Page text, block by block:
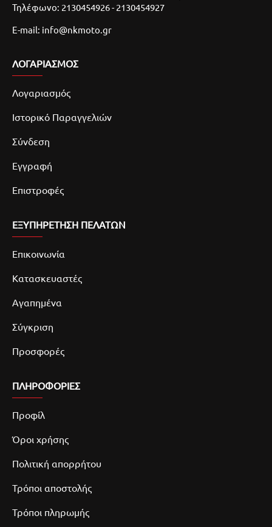
Τηλέφωνο: 2130454926 - 2130454927
E-mail: info@nkmoto.gr
ΛΟΓΑΡΙΑΣΜΌΣ
Λογαριασμός
Ιστορικό Παραγγελιών
Σύνδεση
Εγγραφή
Επιστροφές
ΕΞΥΠΗΡΕΤΗΣΗ ΠΕΛΑΤΩΝ
Επικοινωνία
Κατασκευαστές
Αγαπημένα
Σύγκριση
Προσφορές
ΠΛΗΡΟΦΟΡΙΕΣ
Προφίλ
Όροι χρήσης
Πολιτική απορρήτου
Τρόποι αποστολής
Τρόποι πληρωμής